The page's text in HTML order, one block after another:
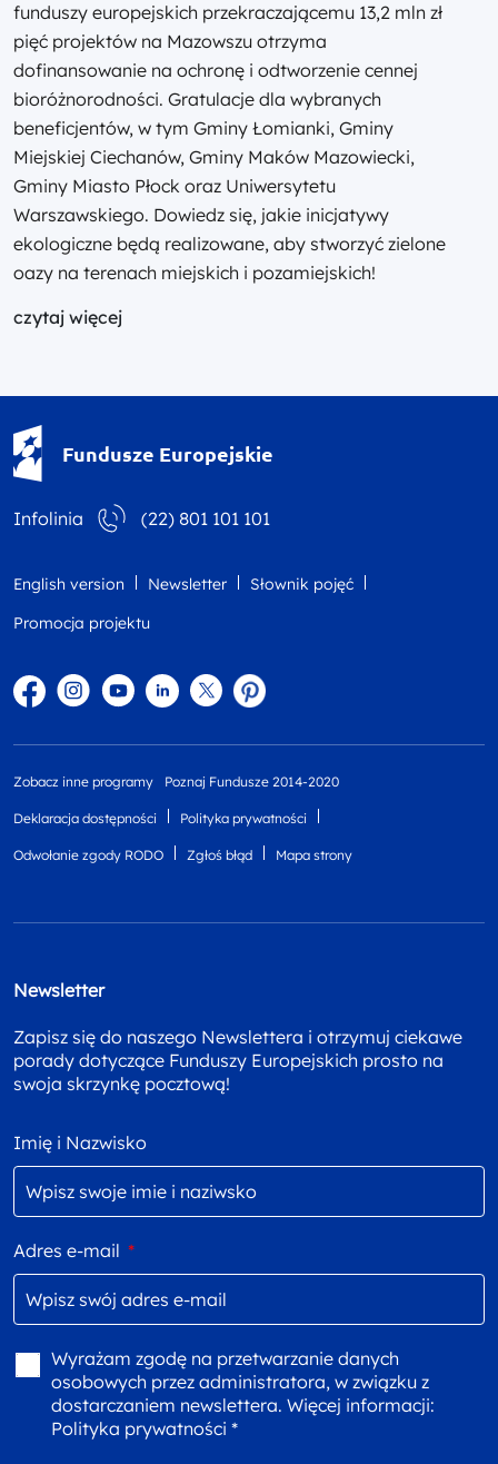
funduszy europejskich przekraczającemu 13,2 mln zł
pięć projektów na Mazowszu otrzyma
dofinansowanie na ochronę i odtworzenie cennej
bioróżnorodności. Gratulacje dla wybranych
beneficjentów, w tym Gminy Łomianki, Gminy
Miejskiej Ciechanów, Gminy Maków Mazowiecki,
Gminy Miasto Płock oraz Uniwersytetu
Warszawskiego. Dowiedz się, jakie inicjatywy
ekologiczne będą realizowane, aby stworzyć zielone
oazy na terenach miejskich i pozamiejskich!
czytaj więcej
Fundusze Europejskie
Infolinia (22) 801 101 101
English version Newsletter
Słownik pojęć
Promocja projektu
FacebookInstagram
YouTubeLinkedintwitterPinterest
Zobacz inne programy Poznaj Fundusze 2014-2020
Deklaracja dostępności Polityka prywatności
Odwołanie zgody RODO Zgłoś błąd Mapa strony
Newsletter
Zapisz się do naszego Newslettera i otrzymuj ciekawe
porady dotyczące Funduszy Europejskich prosto na
swoja skrzynkę pocztową!
Imię i Nazwisko
Adres e-mail *
Wyrażam zgodę na przetwarzanie danych
osobowych przez administratora, w związku z
dostarczaniem newslettera. Więcej informacji:
Polityka prywatności *